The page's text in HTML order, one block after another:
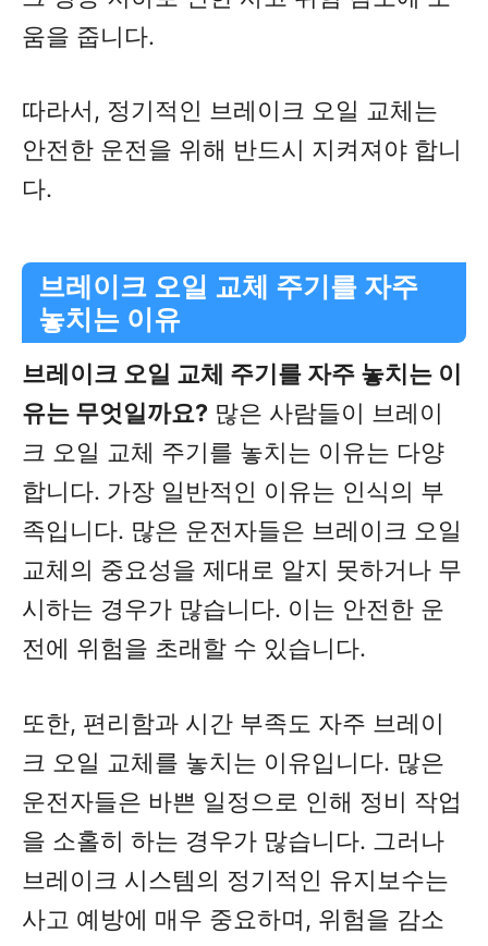
움을 줍니다.
따라서, 정기적인 브레이크 오일 교체는
안전한 운전을 위해 반드시 지켜져야 합니
다.
브레이크 오일 교체 주기를 자주
놓치는 이유
브레이크 오일 교체 주기를 자주 놓치는 이
유는 무엇일까요? 많은 사람들이 브레이
크 오일 교체 주기를 놓치는 이유는 다양
합니다. 가장 일반적인 이유는 인식의 부
족입니다. 많은 운전자들은 브레이크 오일
교체의 중요성을 제대로 알지 못하거나 무
시하는 경우가 많습니다. 이는 안전한 운
전에 위험을 초래할 수 있습니다.
또한, 편리함과 시간 부족도 자주 브레이
크 오일 교체를 놓치는 이유입니다. 많은
운전자들은 바쁜 일정으로 인해 정비 작업
을 소홀히 하는 경우가 많습니다. 그러나
브레이크 시스템의 정기적인 유지보수는
사고 예방에 매우 중요하며, 위험을 감소